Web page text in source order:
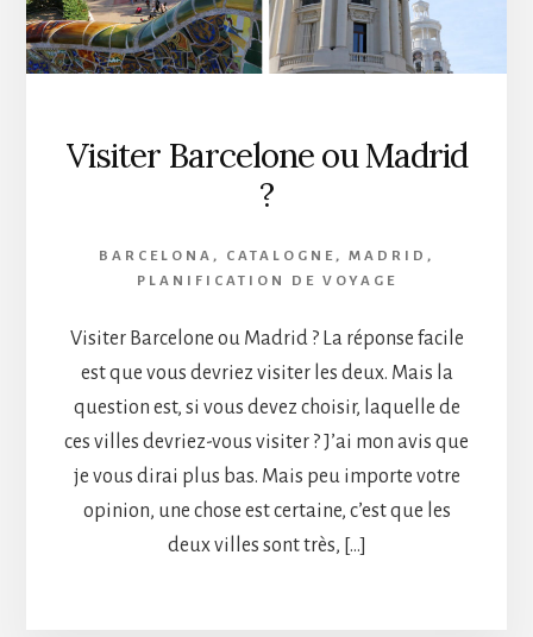
Visiter Barcelone ou Madrid
?
BARCELONA , CATALOGNE , MADRID ,
PLANIFICATION DE VOYAGE
Visiter Barcelone ou Madrid ? La réponse facile
est que vous devriez visiter les deux. Mais la
question est, si vous devez choisir, laquelle de
ces villes devriez-vous visiter ? J’ai mon avis que
je vous dirai plus bas. Mais peu importe votre
opinion, une chose est certaine, c’est que les
deux villes sont très, […]